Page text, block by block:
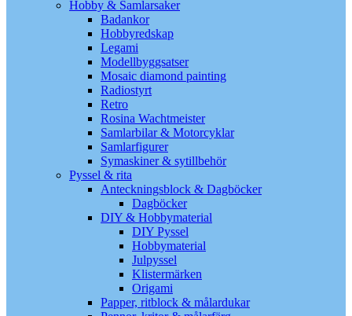
Hobby & Samlarsaker
Badankor
Hobbyredskap
Legami
Modellbyggsatser
Mosaic diamond painting
Radiostyrt
Retro
Rosina Wachtmeister
Samlarbilar & Motorcyklar
Samlarfigurer
Symaskiner & sytillbehör
Pyssel & rita
Anteckningsblock & Dagböcker
Dagböcker
DIY & Hobbymaterial
DIY Pyssel
Hobbymaterial
Julpyssel
Klistermärken
Origami
Papper, ritblock & målardukar